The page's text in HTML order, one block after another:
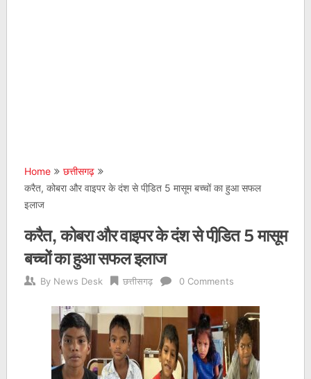
Home
छत्तीसगढ़
करैत, कोबरा और वाइपर के दंश से पीडि़त 5 मासूम बच्चों का हुआ सफल
इलाज
करैत, कोबरा और वाइपर के दंश से पीडि़त 5 मासूम
बच्चों का हुआ सफल इलाज
By News Desk छत्तीसगढ़ 0 Comments